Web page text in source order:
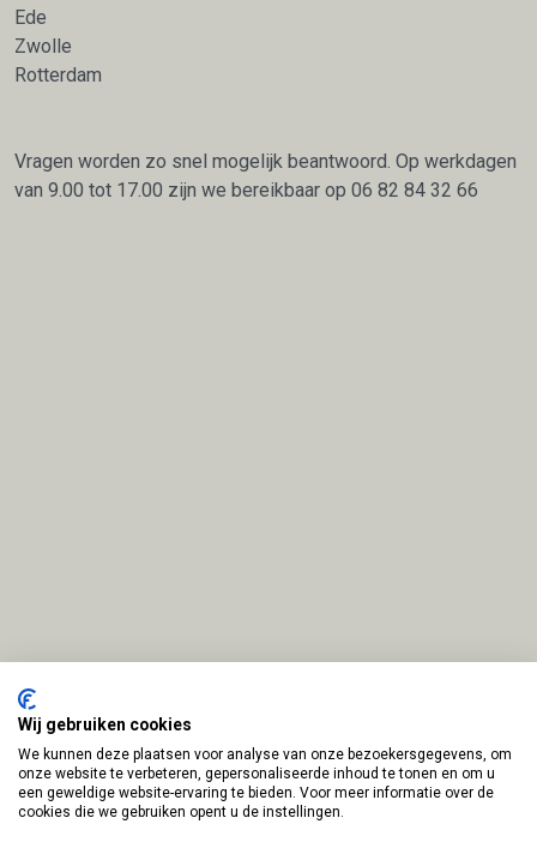
Ede
Zwolle
Rotterdam
Vragen worden zo snel mogelijk beantwoord. Op werkdagen
van 9.00 tot 17.00 zijn we bereikbaar op 06 82 84 32 66
Wij gebruiken cookies
We kunnen deze plaatsen voor analyse van onze bezoekersgegevens, om
onze website te verbeteren, gepersonaliseerde inhoud te tonen en om u
een geweldige website-ervaring te bieden. Voor meer informatie over de
cookies die we gebruiken opent u de instellingen.